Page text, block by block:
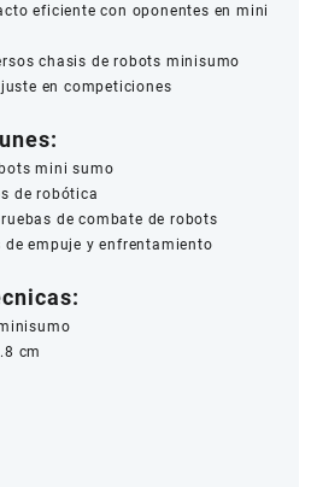
eficiente con oponentes en mini
chasis de robots minisumo
en competiciones
mini sumo
de robótica
de combate de robots
de empuje y enfrentamiento
cm